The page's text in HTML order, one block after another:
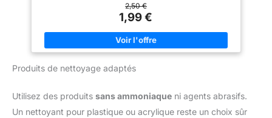
2,50 €
1,99 €
Produits de nettoyage adaptés
Utilisez des produits sans ammoniaque ni agents abrasifs.
Un nettoyant pour plastique ou acrylique reste un choix sûr